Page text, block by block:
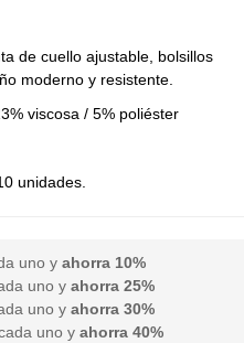
de cuello ajustable, bolsillos
moderno y resistente.
viscosa / 5% poliéster
unidades.
uno yahorra 10%
uno yahorra25%
uno yahorra30%
uno yahorra40%